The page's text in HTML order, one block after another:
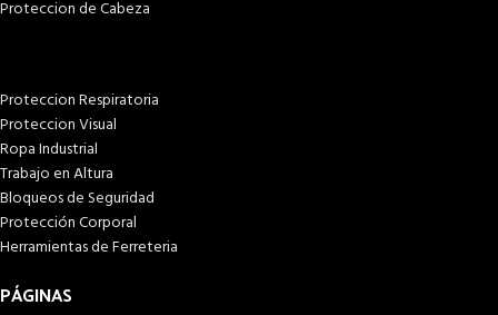
Proteccion de Cabeza
Proteccion Respiratoria
Proteccion Visual
Ropa Industrial
Trabajo en Altura
Bloqueos de Seguridad
Protección Corporal
Herramientas de Ferreteria
PÁGINAS